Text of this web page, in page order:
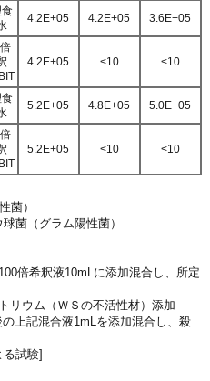
4.2E+05 4.2E+05 3.6E+05
4.2E+05 <10 <10
5.2E+05 4.8E+05 5.0E+05
5.2E+05 <10 <10
菌）
菌（グラム陽性菌）
倍希釈液10mLに添加混合し、所定
リウム（ＷＳの不活性材）添加
上記混合液1mLを添加混合し、殺
試験]